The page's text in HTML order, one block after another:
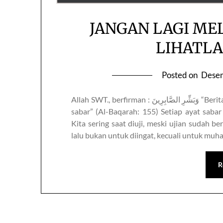
JANGAN LAGI
Posted on
Allah SWT., berfirman : ‏وَبَشِّرِ الصَّابِرِينَ “Beritahukanlah kabar gembira kepada orang-orang yang
sabar” (Al-Baqarah: 155) Setiap ayat
Kita sering saat diuji, meski ujian sudah
lalu bukan untuk diingat, kecuali untuk